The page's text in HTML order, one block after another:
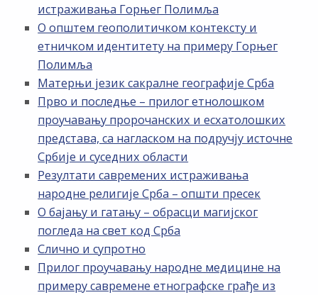
истраживања Горњег Полимља
О општем геополитичком контексту и
етничком идентитету на примеру Горњег
Полимља
Матерњи језик сакралне географије Срба
Прво и последње – прилог етнолошком
проучавању пророчанских и есхатолошких
представа, са нагласком на подручју источне
Србије и суседних области
Резултати савремених истраживања
народне религије Срба – општи пресек
О бајању и гатању – обрасци магијског
погледа на свет код Срба
Слично и супротно
Прилог проучавању народне медицине на
примеру савремене етнографске грађе из